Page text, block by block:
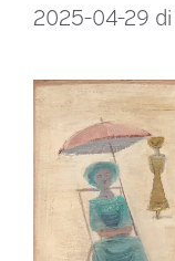
2025-04-29 di